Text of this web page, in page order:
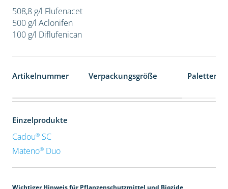
508,8 g/l Flufenacet
500 g/l Aclonifen
100 g/l Diflufenican
Artikelnummer Verpackungsgröße
Einzelprodukte
Cadou®SC
Mateno®Duo
Wichtiger Hinweis für Pflanzenschutzmittel und Biozide